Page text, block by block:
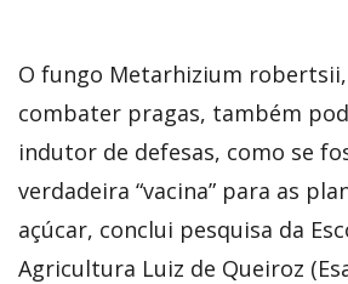
O fungo Metarhizium
combater pragas, também
indutor de defesas, como se
verdadeira “vacina” para as
açúcar, conclui pesquisa da
Agricultura Luiz de Queiroz